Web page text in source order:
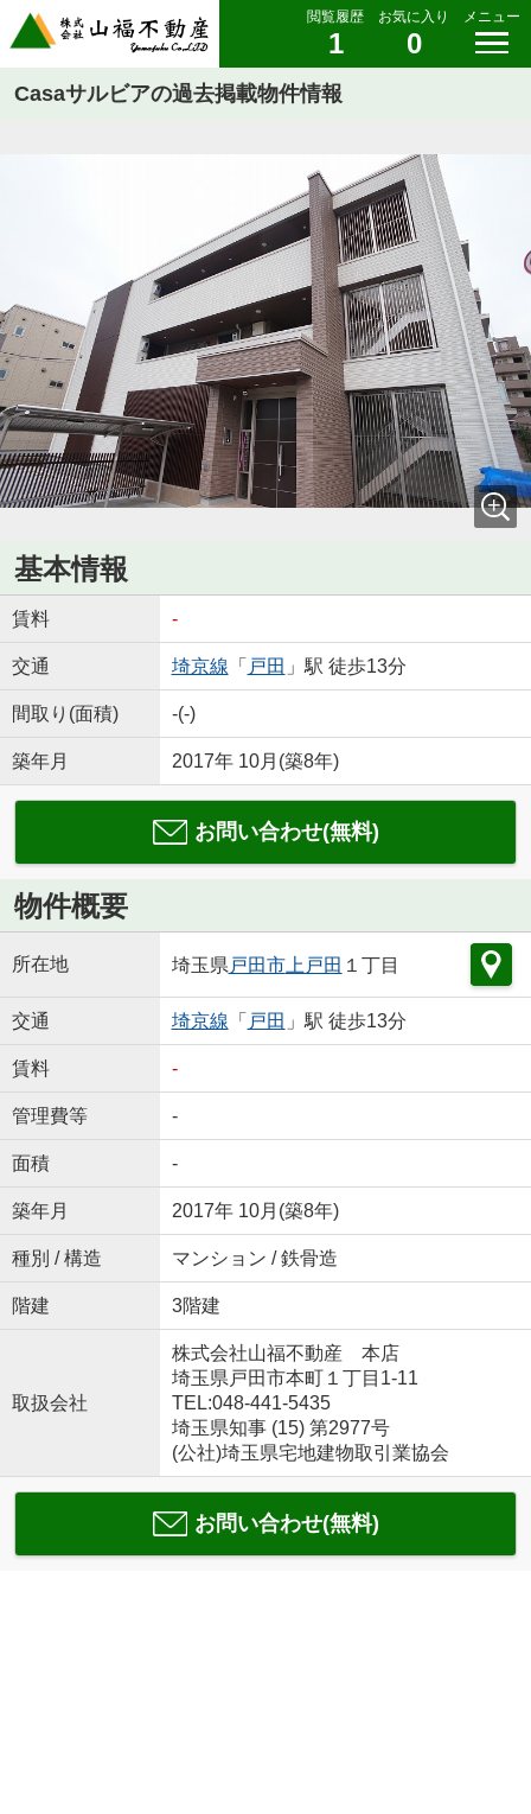
閲覧履歴
1
お気に入り
0
メニュー
Casaサルビアの過去掲載物件情報
基本情報
賃料 -
交通 埼京線 「 戸田 」駅 徒歩13分
間取り(面積) -(-)
築年月 2017年 10月(築8年)
お問い合わせ(無料)
物件概要
所在地 埼玉県 戸田市上戸田 １丁目
交通 埼京線 「 戸田 」駅 徒歩13分
賃料 -
管理費等 -
面積 -
築年月 2017年 10月(築8年)
種別 / 構造 マンション / 鉄骨造
階建 3階建
取扱会社
株式会社山福不動産 本店
埼玉県戸田市本町１丁目1-11
TEL:048-441-5435
埼玉県知事 (15) 第2977号
(公社)埼玉県宅地建物取引業協会
お問い合わせ(無料)